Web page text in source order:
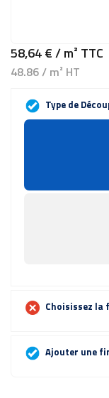
58,64 €/ m² TTC
48.86 / m² HT
Type de
Choisissez
Ajouter une